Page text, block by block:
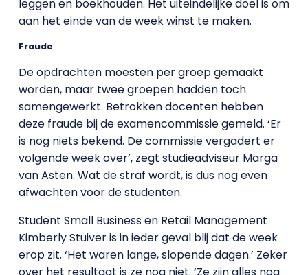
leggen en boekhouden. Het uiteindelijke doel is om
aan het einde van de week winst te maken.
Fraude
De opdrachten moesten per groep gemaakt
worden, maar twee groepen hadden toch
samengewerkt. Betrokken docenten hebben
deze fraude bij de examencommissie gemeld. ‘Er
is nog niets bekend. De commissie vergadert er
volgende week over’, zegt studieadviseur Marga
van Asten. Wat de straf wordt, is dus nog even
afwachten voor de studenten.
Student Small Business en Retail Management
Kimberly Stuiver is in ieder geval blij dat de week
erop zit. ‘Het waren lange, slopende dagen.’ Zeker